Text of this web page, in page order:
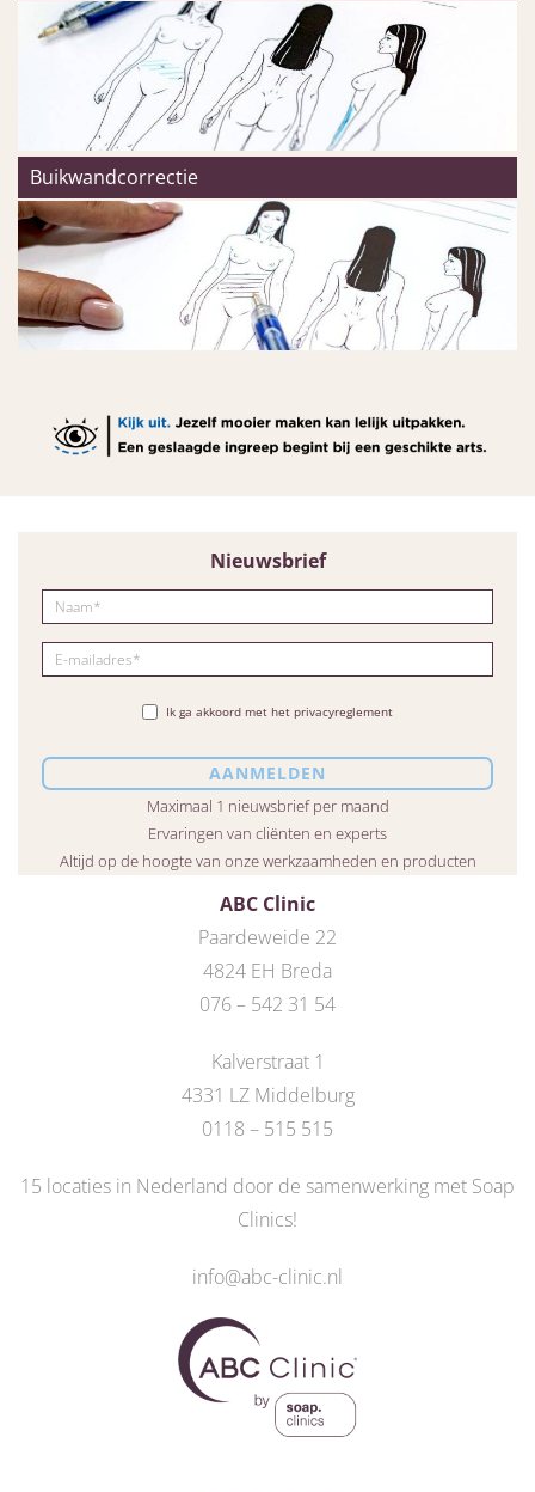
Buikwandcorrectie
ABC Clinic
Paardeweide 22
4824 EH Breda
076 – 542 31 54
Kalverstraat 1
4331 LZ Middelburg
0118 – 515 515
15 locaties in Nederland door de samenwerking met Soap
Clinics!
info@abc-clinic.nl
Nieuwsbrief
Ik ga akkoord met het privacyreglement
Maximaal 1 nieuwsbrief per maand
Ervaringen van cliënten en experts
Altijd op de hoogte van onze werkzaamheden en producten